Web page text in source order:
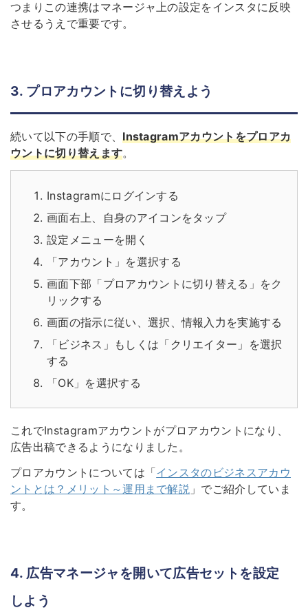
つまりこの連携はマネージャ上の設定をインスタに反映
させるうえで重要です。
3. プロアカウントに切り替えよう
続いて以下の手順で、Instagramアカウントをプロアカ
ウントに切り替えます。
Instagramにログインする
画面右上、自身のアイコンをタップ
設定メニューを開く
「アカウント」を選択する
画面下部「プロアカウントに切り替える」をク
リックする
画面の指示に従い、選択、情報入力を実施する
「ビジネス」もしくは「クリエイター」を選択
する
「OK」を選択する
これでInstagramアカウントがプロアカウントになり、
広告出稿できるようになりました。
プロアカウントについては「インスタのビジネスアカウ
ントとは？メリット～運用まで解説 」でご紹介していま
す。
4. 広告マネージャを開いて広告セットを設定
しよう